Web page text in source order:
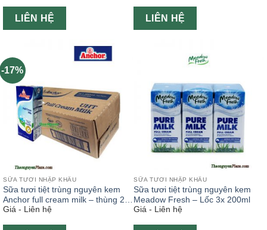
LIÊN HỆ LIÊN HỆ
-17%
SỮA TƯƠI NHẬP KHẨU
Sữa tươi tiệt trùng nguyên kem
Anchor full cream milk – thùng 24
hộp 200ml
Giá - Liên hệ
SỮA TƯƠI NHẬP KHẨU
Sữa tươi tiệt trùng nguyên kem
Meadow Fresh – Lốc 3x 200ml
Giá - Liên hệ